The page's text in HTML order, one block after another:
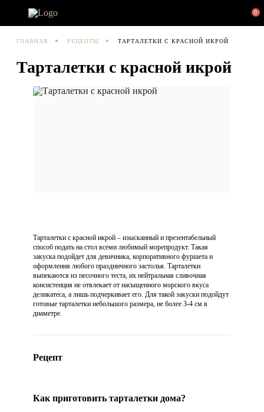
0
ГЛАВНАЯ РЕЦЕПТЫ ТАРТАЛЕТКИ С КРАСНОЙ ИКРОЙ
Тарталетки с красной икрой
Тарталетки с красной икрой – изысканный и презентабельный
способ подать на стол всеми любимый морепродукт. Такая
закуска подойдет для девичника, корпоративного фуршета и
оформления любого праздничного застолья. Тарталетки
выпекаются из песочного теста, их нейтральная сливочная
консистенция не отвлекает от насыщенного морского вкуса
деликатеса, а лишь подчеркивает его. Для такой закуски подойдут
готовые тарталетки небольшого размера, не более 3-4 см в
диаметре.
Рецепт
Как приготовить тарталетки дома?